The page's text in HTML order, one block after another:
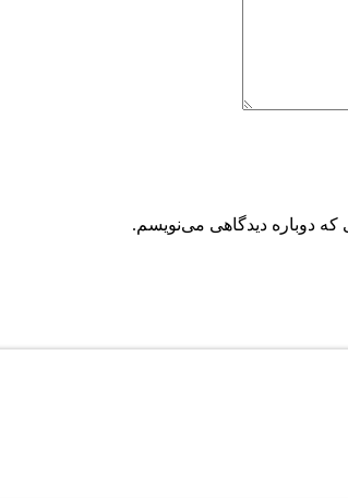
که دوباره دیدگاهی می‌نویسم.